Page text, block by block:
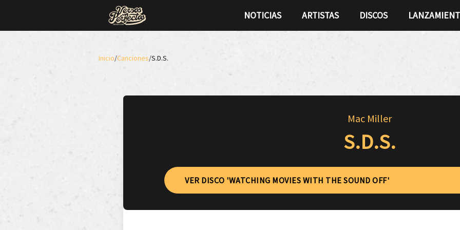
NOTICIAS ARTISTAS DISCOS
Inicio/Canciones/S.D.S.
Mac Miller
S.D.S.
VER DISCO 'WATCHING MOVIES WITH THE SOUND OFF'